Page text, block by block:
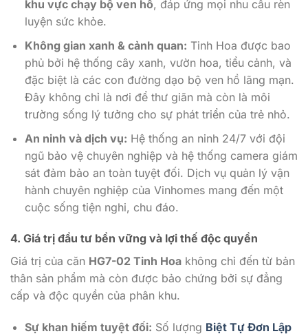
khu vực chạy bộ ven hồ, đáp ứng mọi nhu cầu rèn
luyện sức khỏe.
Không gian xanh & cảnh quan: Tinh Hoa được bao
phủ bởi hệ thống cây xanh, vườn hoa, tiểu cảnh, và
đặc biệt là các con đường dạo bộ ven hồ lãng mạn.
Đây không chỉ là nơi để thư giãn mà còn là môi
trường sống lý tưởng cho sự phát triển của trẻ nhỏ.
An ninh và dịch vụ: Hệ thống an ninh 24/7 với đội
ngũ bảo vệ chuyên nghiệp và hệ thống camera giám
sát đảm bảo an toàn tuyệt đối. Dịch vụ quản lý vận
hành chuyên nghiệp của Vinhomes mang đến một
cuộc sống tiện nghi, chu đáo.
4. Giá trị đầu tư bền vững và lợi thế độc quyền
Giá trị của căn HG7-02 Tinh Hoa không chỉ đến từ bản
thân sản phẩm mà còn được bảo chứng bởi sự đẳng
cấp và độc quyền của phân khu.
Sự khan hiếm tuyệt đối: Số lượng Biệt Tự Đơn Lập